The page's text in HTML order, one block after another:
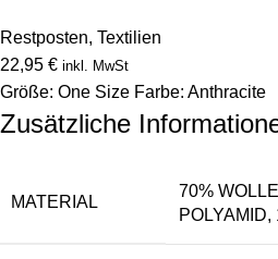
Restposten, Textilien
22,95 € inkl. MwSt
Größe: One Size Farbe: Anthracite
Zusätzliche
MATERIAL
70%